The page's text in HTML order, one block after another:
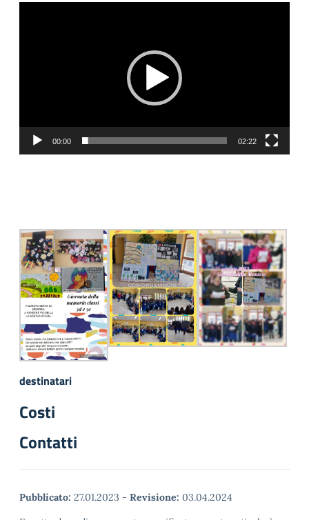
00:00 02:22
destinatari
Costi
Contatti
Pubblicato: 27.01.2023 - Revisione: 03.04.2024